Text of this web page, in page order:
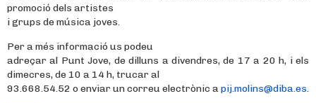
promoció dels artistes
i grups de música joves.
Per a més informació us podeu
adreçar al Punt Jove, de dilluns a divendres, de 17 a 20 h, i els
dimecres, de 10 a 14 h, trucar al
93.668.54.52 o enviar un correu electrònic apij.molins@diba.es.